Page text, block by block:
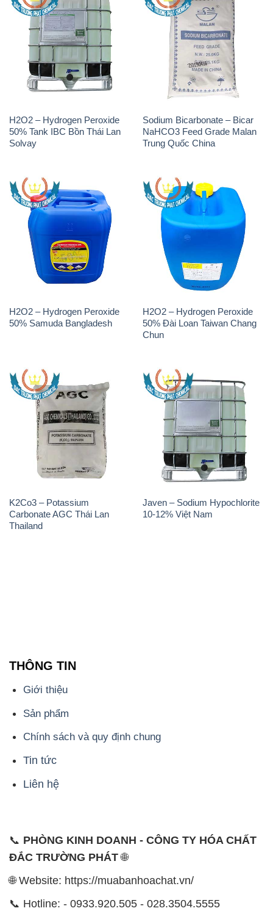
H2O2 – Hydrogen Peroxide
50% Tank IBC Bồn Thái Lan
Solvay
Sodium Bicarbonate – Bicar
NaHCO3 Feed Grade Malan
Trung Quốc China
H2O2 – Hydrogen Peroxide
50% Samuda Bangladesh
H2O2 – Hydrogen Peroxide
50% Đài Loan Taiwan Chang
Chun
K2Co3 – Potassium
Carbonate AGC Thái Lan
Thailand
Javen – Sodium Hypochlorite
10-12% Việt Nam
THÔNG TIN
Giới thiệu
Sản phẩm
Chính sách và quy định chung
Tin tức
Liên hệ
📞 PHÒNG KINH DOANH - CÔNG TY HÓA CHẤT
ĐẮC TRƯỜNG PHÁT🌐
🌐 Website: https://muabanhoachat.vn/
📞 Hotline: - 0933.920.505 - 028.3504.5555